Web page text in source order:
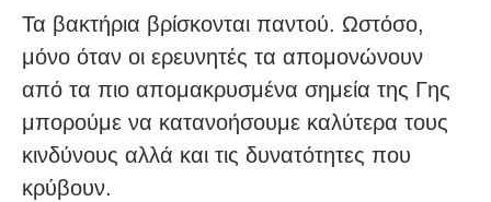
Τα βακτήρια βρίσκονται παντού. Ωστόσο,
μόνο όταν οι ερευνητές τα απομονώνουν
από τα πιο απομακρυσμένα σημεία της Γης
μπορούμε να κατανοήσουμε καλύτερα τους
κινδύνους αλλά και τις δυνατότητες που
κρύβουν.